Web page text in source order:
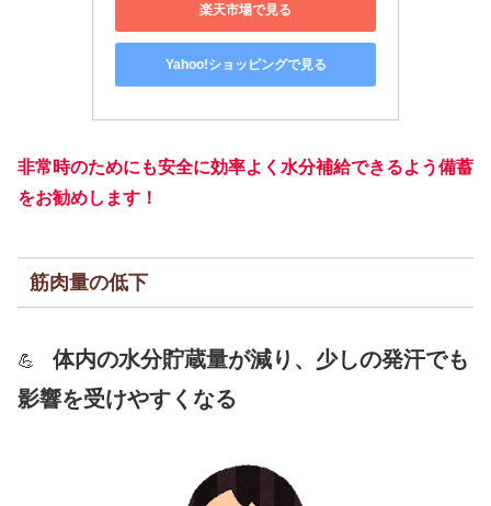
楽天市場で見る
Yahoo!ショッピングで見る
非常時のためにも安全に効率よく水分補給できるよう備蓄
をお勧めします！
筋肉量の低下
💪 体内の水分貯蔵量が減り、少しの発汗でも
影響を受けやすくなる